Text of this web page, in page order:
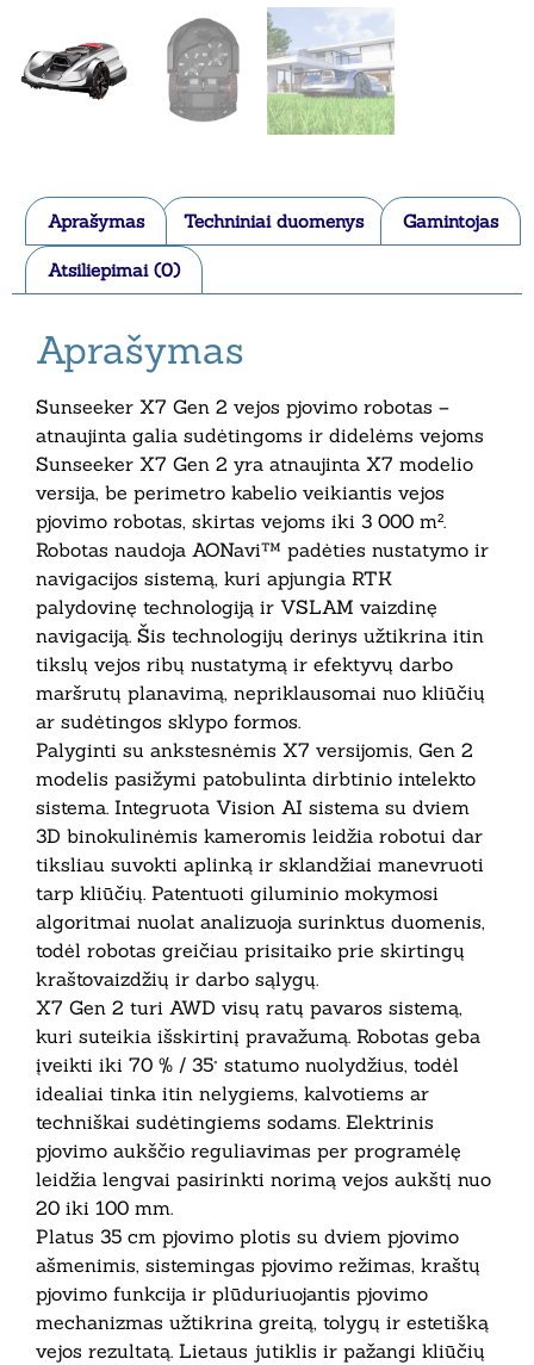
Aprašymas Techniniai duomenys Gamintojas
Atsiliepimai (0)
Aprašymas
Sunseeker X7 Gen 2 vejos pjovimo robotas –
atnaujinta galia sudėtingoms ir didelėms vejoms
Sunseeker X7 Gen 2 yra atnaujinta X7 modelio
versija, be perimetro kabelio veikiantis vejos
pjovimo robotas, skirtas vejoms iki 3 000 m².
Robotas naudoja AONavi™ padėties nustatymo ir
navigacijos sistemą, kuri apjungia RTK
palydovinę technologiją ir VSLAM vaizdinę
navigaciją. Šis technologijų derinys užtikrina itin
tikslų vejos ribų nustatymą ir efektyvų darbo
maršrutų planavimą, nepriklausomai nuo kliūčių
ar sudėtingos sklypo formos.
Palyginti su ankstesnėmis X7 versijomis, Gen 2
modelis pasižymi patobulinta dirbtinio intelekto
sistema. Integruota Vision AI sistema su dviem
3D binokulinėmis kameromis leidžia robotui dar
tiksliau suvokti aplinką ir sklandžiai manevruoti
tarp kliūčių. Patentuoti giluminio mokymosi
algoritmai nuolat analizuoja surinktus duomenis,
todėl robotas greičiau prisitaiko prie skirtingų
kraštovaizdžių ir darbo sąlygų.
X7 Gen 2 turi AWD visų ratų pavaros sistemą,
kuri suteikia išskirtinį pravažumą. Robotas geba
įveikti iki 70 % / 35° statumo nuolydžius, todėl
idealiai tinka itin nelygiems, kalvotiems ar
techniškai sudėtingiems sodams. Elektrinis
pjovimo aukščio reguliavimas per programėlę
leidžia lengvai pasirinkti norimą vejos aukštį nuo
20 iki 100 mm.
Platus 35 cm pjovimo plotis su dviem pjovimo
ašmenimis, sistemingas pjovimo režimas, kraštų
pjovimo funkcija ir plūduriuojantis pjovimo
mechanizmas užtikrina greitą, tolygų ir estetišką
vejos rezultatą. Lietaus jutiklis ir pažangi kliūčių